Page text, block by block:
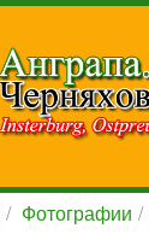
Фотографии